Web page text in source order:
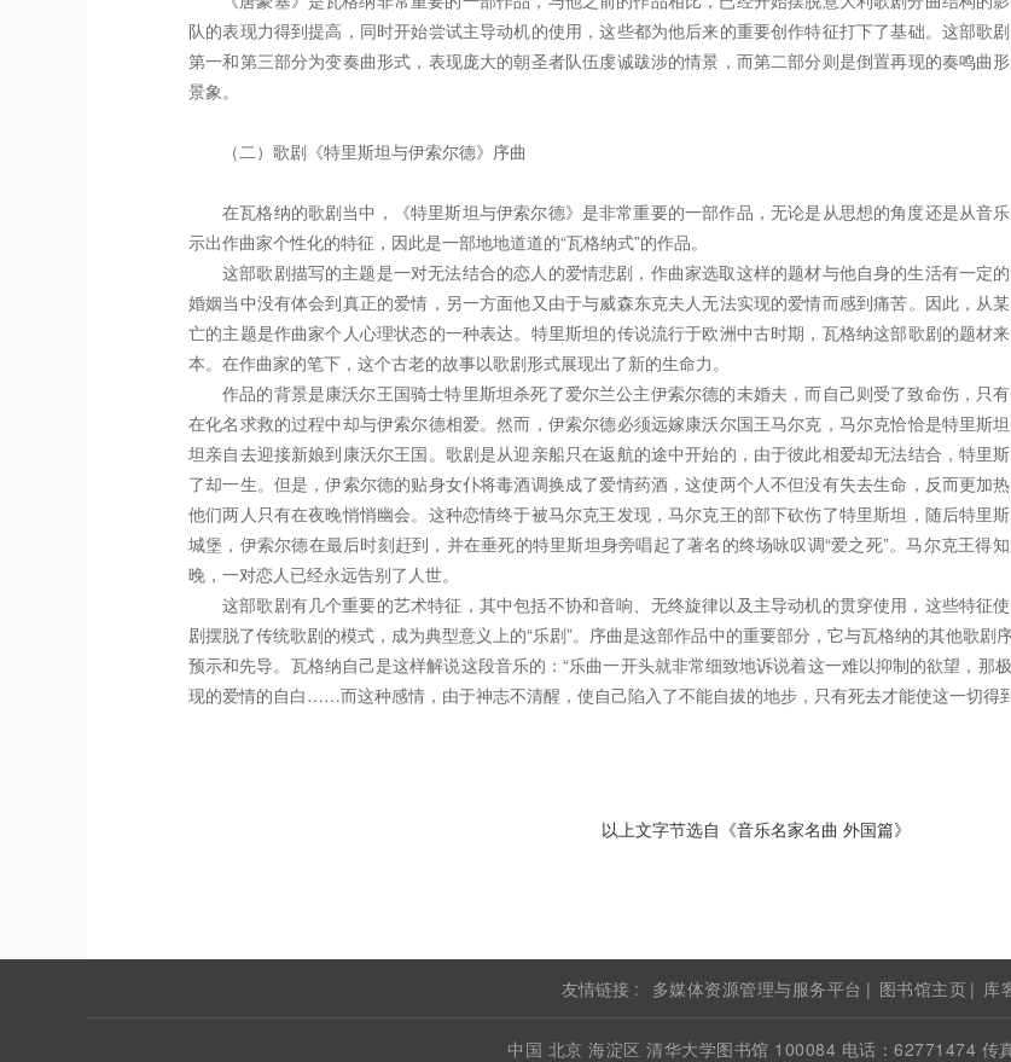
队的表现力得到提高，同时开始尝试主导动机的使用，这些都为他后来的重要创作特征打下了基础。这部歌
第一和第三部分为变奏曲形式，表现庞大的朝圣者队伍虔诚跋涉的情景，而第二部分则是倒置再现的奏鸣曲
景象。
（二）歌剧《特里斯坦与伊索尔德》序曲
在瓦格纳的歌剧当中，《特里斯坦与伊索尔德》是非常重要的一部作品，无论是从思想的角度还是从音
示出作曲家个性化的特征，因此是一部地地道道的“瓦格纳式”的作品。
这部歌剧描写的主题是一对无法结合的恋人的爱情悲剧，作曲家选取这样的题材与他自身的生活有一定
婚姻当中没有体会到真正的爱情，另一方面他又由于与威森东克夫人无法实现的爱情而感到痛苦。因此，从
亡的主题是作曲家个人心理状态的一种表达。特里斯坦的传说流行于欧洲中古时期，瓦格纳这部歌剧的题材
本。在作曲家的笔下，这个古老的故事以歌剧形式展现出了新的生命力。
作品的背景是康沃尔王国骑士特里斯坦杀死了爱尔兰公主伊索尔德的未婚夫，而自己则受了致命伤，只
在化名求救的过程中却与伊索尔德相爱。然而，伊索尔德必须远嫁康沃尔国王马尔克，马尔克恰恰是特里斯
坦亲自去迎接新娘到康沃尔王国。歌剧是从迎亲船只在返航的途中开始的，由于彼此相爱却无法结合，特里
了却一生。但是，伊索尔德的贴身女仆将毒酒调换成了爱情药酒，这使两个人不但没有失去生命，反而更加
他们两人只有在夜晚悄悄幽会。这种恋情终于被马尔克王发现，马尔克王的部下砍伤了特里斯坦，随后特里
城堡，伊索尔德在最后时刻赶到，并在垂死的特里斯坦身旁唱起了著名的终场咏叹调“爱之死”。马尔克王得
晚，一对恋人已经永远告别了人世。
这部歌剧有几个重要的艺术特征，其中包括不协和音响、无终旋律以及主导动机的贯穿使用，这些特征
剧摆脱了传统歌剧的模式，成为典型意义上的“乐剧”。序曲是这部作品中的重要部分，它与瓦格纳的其他歌剧
预示和先导。瓦格纳自己是这样解说这段音乐的：“乐曲一开头就非常细致地诉说着这一难以抑制的欲望，那
现的爱情的自白……而这种感情，由于神志不清醒，使自己陷入了不能自拔的地步，只有死去才能使这一切得
以上文字节选自《音乐名家名曲 外国篇》
友情链接 : 多媒体资源管理与服务平台 | 图书馆主页 | 库
中国 北京 海淀区 清华大学图书馆 100084 电话：62771474 传